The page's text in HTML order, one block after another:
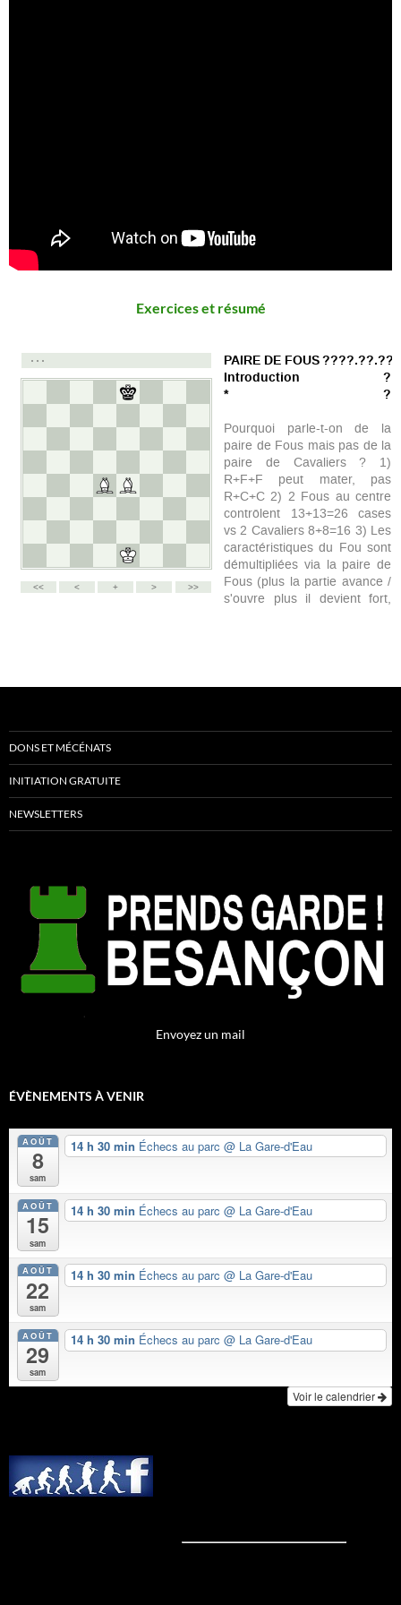
Exercices et résumé
DONS ET MÉCÉNATS
INITIATION GRATUITE
NEWSLETTERS
Envoyez un mail
ÉVÈNEMENTS À VENIR
AOÛT
8
sam
14 h 30 min Échecs au parc @ La Gare-d'Eau
AOÛT
15
sam
14 h 30 min Échecs au parc @ La Gare-d'Eau
AOÛT
22
sam
14 h 30 min Échecs au parc @ La Gare-d'Eau
AOÛT
29
sam
14 h 30 min Échecs au parc @ La Gare-d'Eau
Voir le calendrier